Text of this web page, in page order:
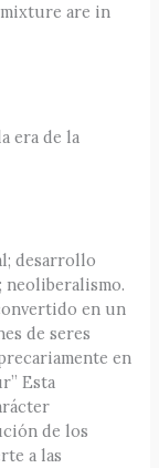
are in
era de la
desarrollo
en un
de seres
en
Esta
de los
a las